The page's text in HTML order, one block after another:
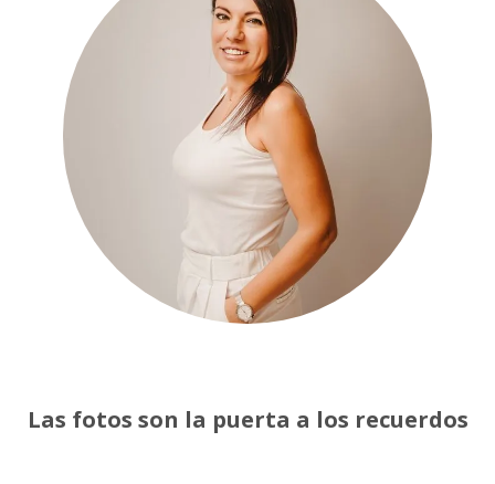
Las fotos son la puerta a los recuerdos